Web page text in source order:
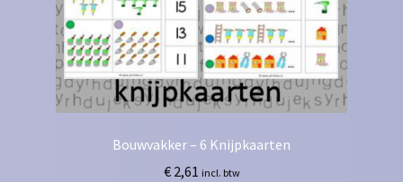
Bouwvakker – 6 Knijpkaarten
€2,61 incl. btw